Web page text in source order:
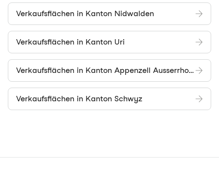
Verkaufsflächen in Kanton Nidwalden
Verkaufsflächen in Kanton Uri
Verkaufsflächen in Kanton Appenzell Ausserrhoden
Verkaufsflächen in Kanton Schwyz